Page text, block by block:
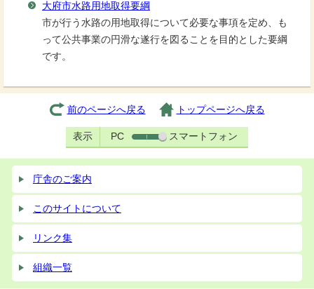
大府市水路用地取得要綱
市が行う水路の用地取得について必要な事項を定め、も
って公共事業の円滑な遂行を図ることを目的とした要綱
です。
前のページへ戻る トップページへ戻る
表示 PC スマートフォン
庁舎のご案内
このサイトについて
リンク集
組織一覧